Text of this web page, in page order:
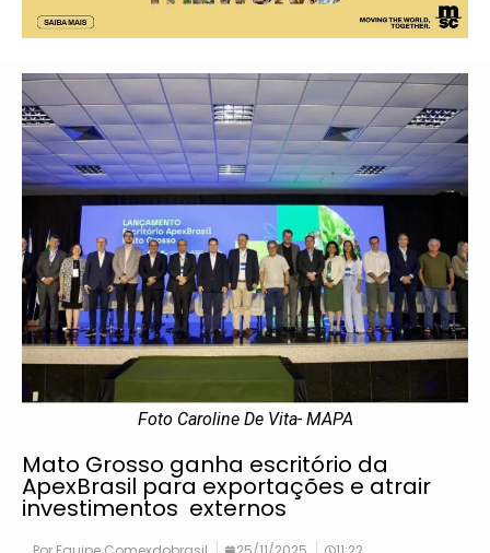
Foto Caroline De Vita- MAPA
Mato Grosso ganha escritório da
ApexBrasil para exportações e atrair
investimentos externos